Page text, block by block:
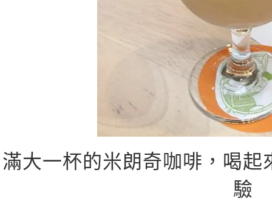
滿大一杯的米朗奇咖啡，喝
驗